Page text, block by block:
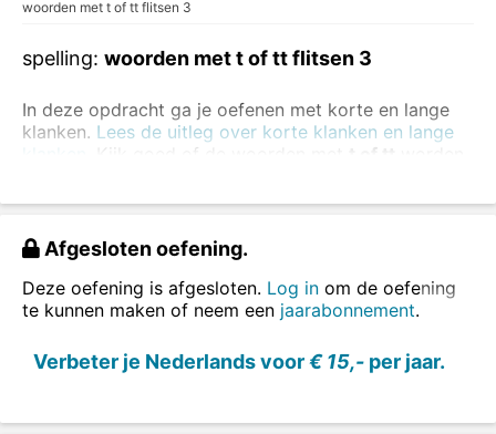
woorden met t of tt flitsen 3
spelling: woorden met t of tt flitsen 3
In deze opdracht ga je oefenen met korte en lange
klanken. Lees de uitleg over korte klanken en lange
Kijk goed of de woorden met t of tt
en typ het woord in het vakje.
Afgesloten oefening.
Deze oefening is afgesloten. Log in om de oefening
te kunnen maken of neem een jaarabonnement.
Verbeter je Nederlands voor€ 15,- per jaar.